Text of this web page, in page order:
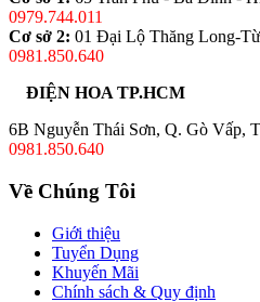
0979.744.011
Cơ sở 2: 01 Đại Lộ Thăng Long-
0981.850.640
ĐIỆN HOA TP.HCM
6B Nguyễn Thái Sơn, Q. Gò Vấp,
0981.850.640
Về Chúng Tôi
Giới thiệu
Tuyển Dụng
Khuyến Mãi
Chính sách & Quy định